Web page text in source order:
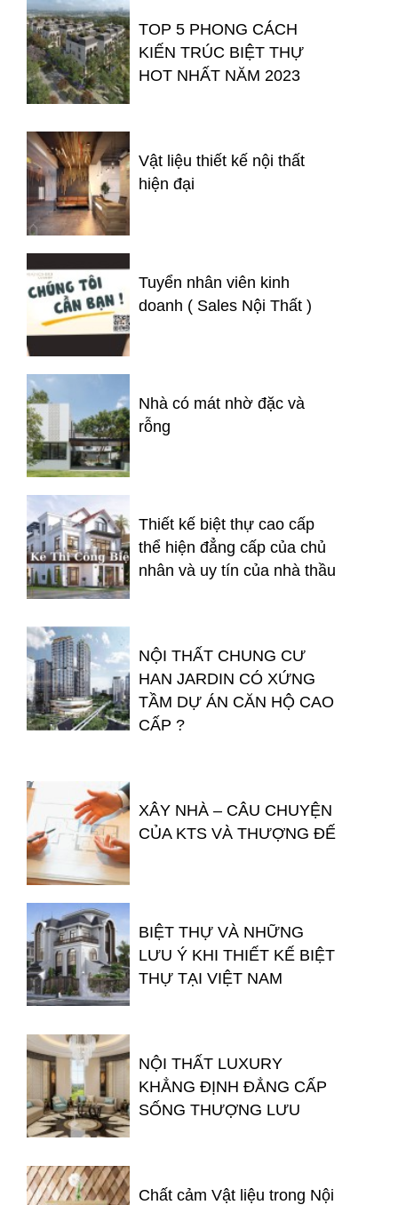
TOP 5 PHONG CÁCH
KIẾN TRÚC BIỆT THỰ
HOT NHẤT NĂM 2023
Vật liệu thiết kế nội thất
hiện đại
Tuyển nhân viên kinh
doanh ( Sales Nội Thất )
Nhà có mát nhờ đặc và
rỗng
Thiết kế biệt thự cao cấp
thể hiện đẳng cấp của chủ
nhân và uy tín của nhà thầu
NỘI THẤT CHUNG CƯ
HAN JARDIN CÓ XỨNG
TẦM DỰ ÁN CĂN HỘ CAO
CẤP ?
XÂY NHÀ – CÂU CHUYỆN
CỦA KTS VÀ THƯỢNG ĐẾ
BIỆT THỰ VÀ NHỮNG
LƯU Ý KHI THIẾT KẾ BIỆT
THỰ TẠI VIỆT NAM
NỘI THẤT LUXURY
KHẲNG ĐỊNH ĐẲNG CẤP
SỐNG THƯỢNG LƯU
Chất cảm Vật liệu trong Nội